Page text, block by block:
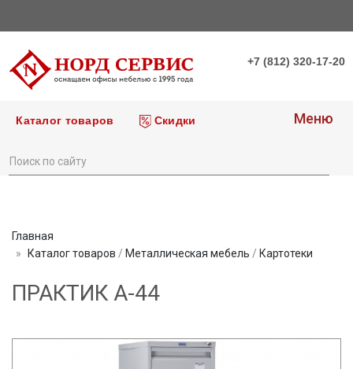
+7 (812) 320-17-20
Каталог товаров Скидки Меню
Главная
Каталог товаров / Металлическая мебель / Картотеки
ПРАКТИК А-44